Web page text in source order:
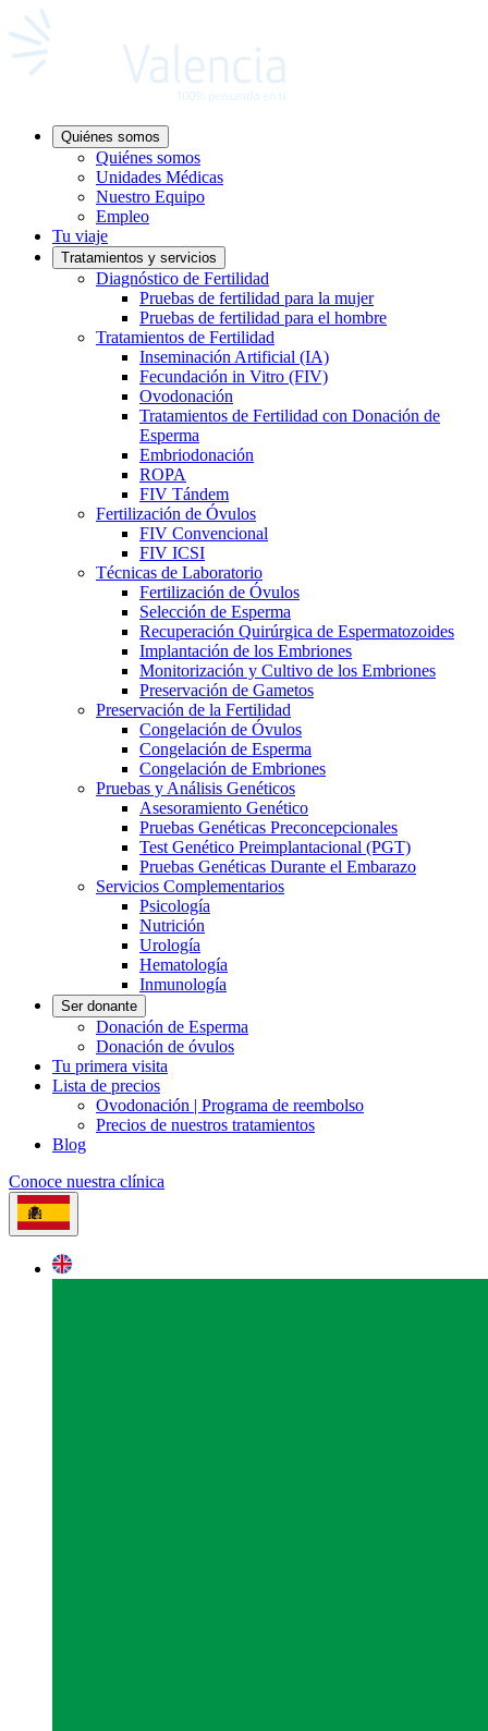
Quiénes somos
Quiénes somos
Unidades Médicas
Nuestro Equipo
Empleo
Tu viaje
Tratamientos y servicios
Diagnóstico de Fertilidad
Pruebas de fertilidad para la mujer
Pruebas de fertilidad para el hombre
Tratamientos de Fertilidad
Inseminación Artificial (IA)
Fecundación in Vitro (FIV)
Ovodonación
Tratamientos de Fertilidad con Donación de
Esperma
Embriodonación
ROPA
FIV Tándem
Fertilización de Óvulos
FIV Convencional
FIV ICSI
Técnicas de Laboratorio
Fertilización de Óvulos
Selección de Esperma
Recuperación Quirúrgica de Espermatozoides
Implantación de los Embriones
Monitorización y Cultivo de los Embriones
Preservación de Gametos
Preservación de la Fertilidad
Congelación de Óvulos
Congelación de Esperma
Congelación de Embriones
Pruebas y Análisis Genéticos
Asesoramiento Genético
Pruebas Genéticas Preconcepcionales
Test Genético Preimplantacional (PGT)
Pruebas Genéticas Durante el Embarazo
Servicios Complementarios
Psicología
Nutrición
Urología
Hematología
Inmunología
Ser donante
Donación de Esperma
Donación de óvulos
Tu primera visita
Lista de precios
Ovodonación | Programa de reembolso
Precios de nuestros tratamientos
Blog
Conoce nuestra clínica